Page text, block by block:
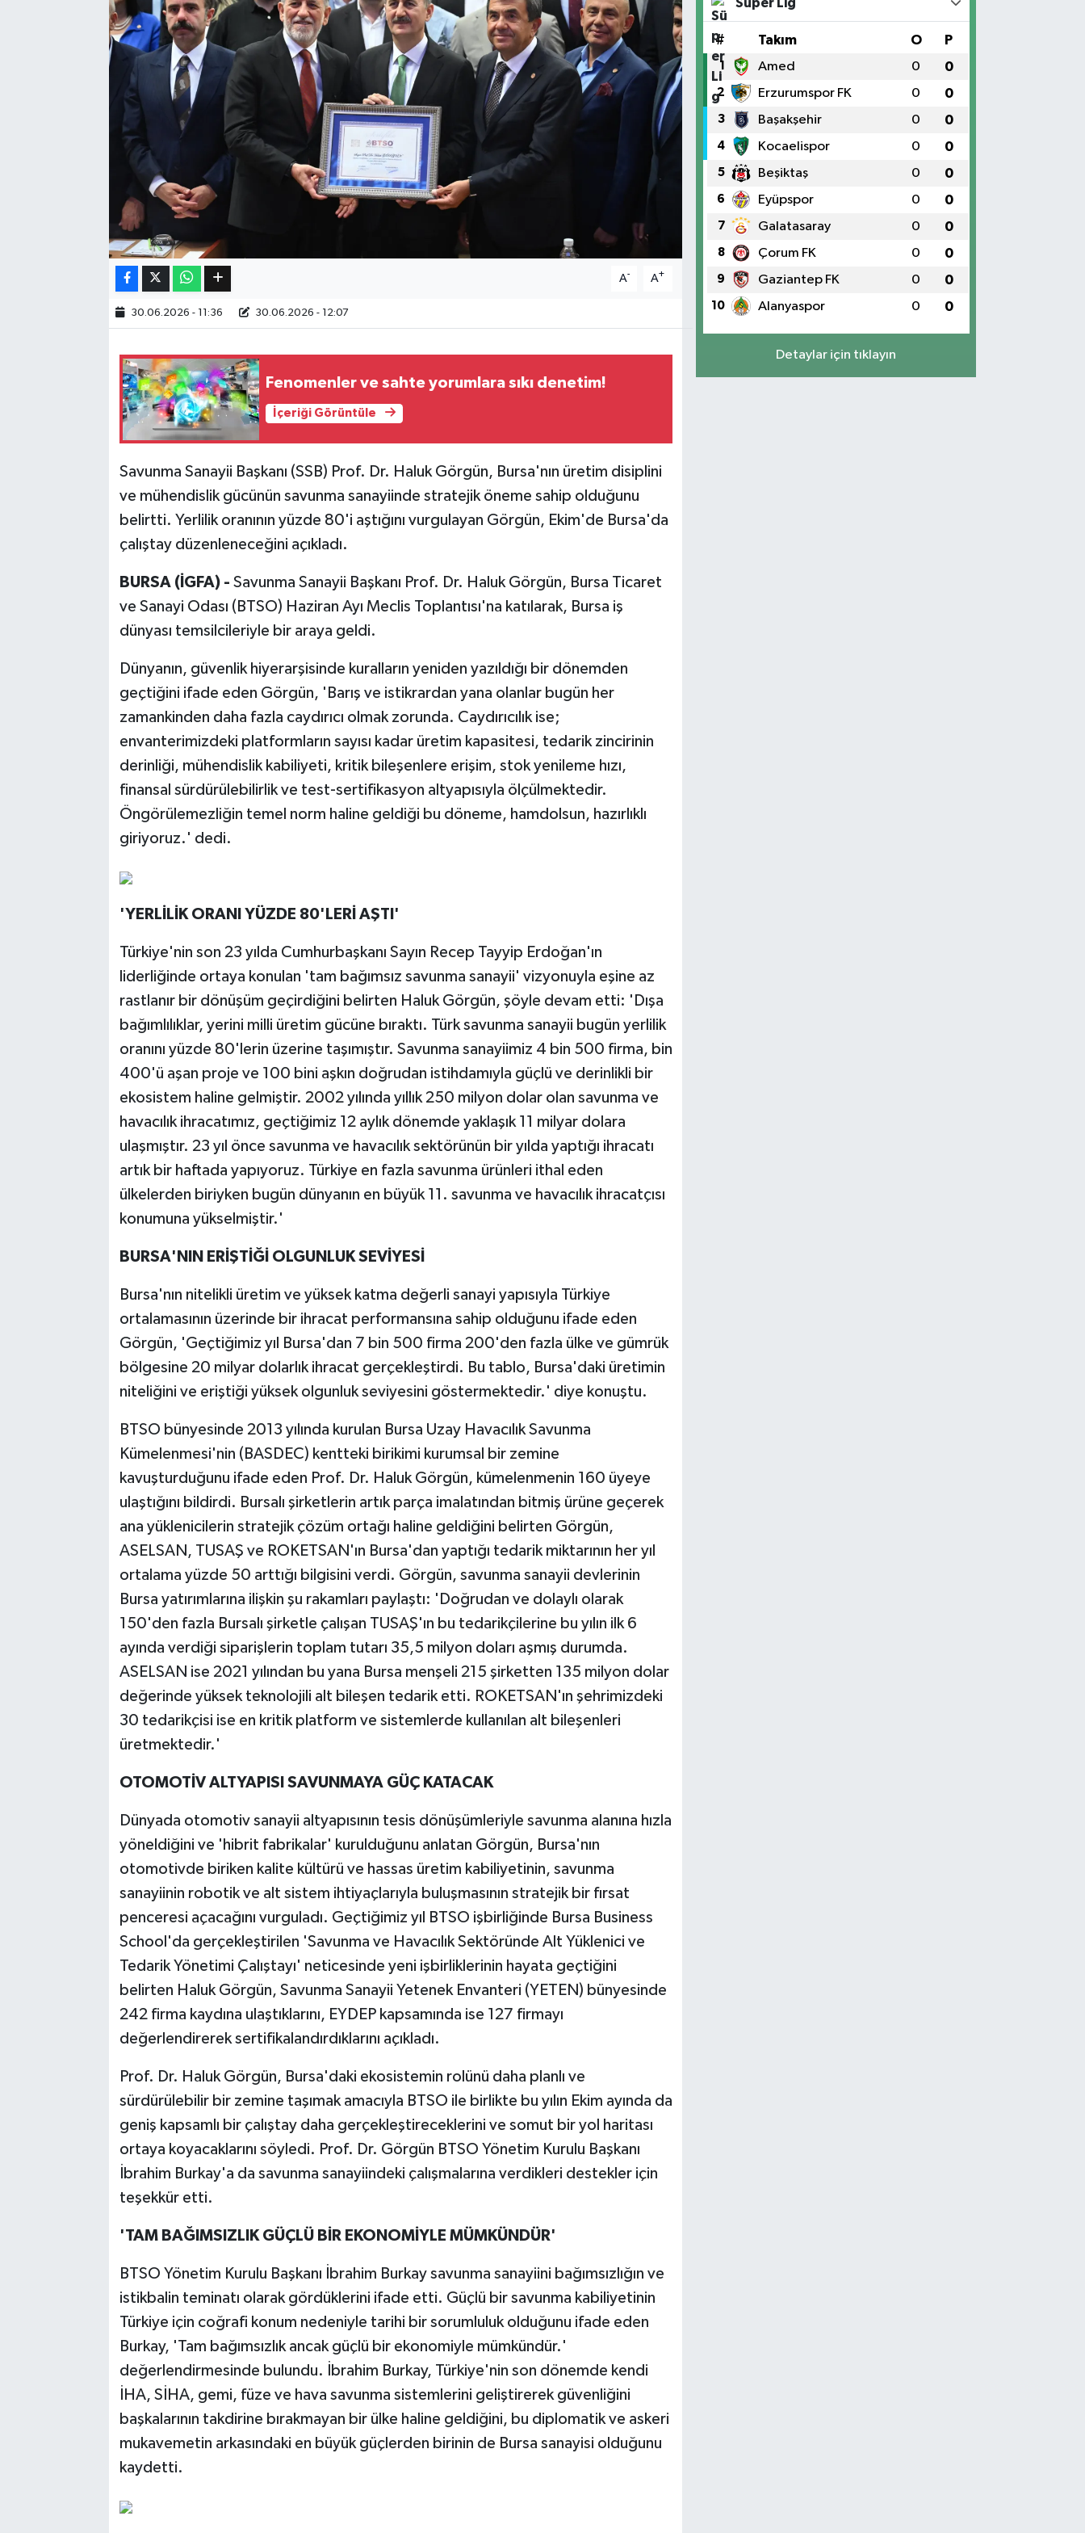
A- A+
30.06.2026 - 11:36 30.06.2026 - 12:07
Fenomenler ve sahte yorumlara sıkı denetim!
İçeriği Görüntüle
Savunma Sanayii Başkanı (SSB) Prof. Dr. Haluk Görgün, Bursa'nın üretim disiplini
ve mühendislik gücünün savunma sanayiinde stratejik öneme sahip olduğunu
belirtti. Yerlilik oranının yüzde 80'i aştığını vurgulayan Görgün, Ekim'de Bursa'da
çalıştay düzenleneceğini açıkladı.
BURSA (İGFA) - Savunma Sanayii Başkanı Prof. Dr. Haluk Görgün, Bursa Ticaret
ve Sanayi Odası (BTSO) Haziran Ayı Meclis Toplantısı'na katılarak, Bursa iş
dünyası temsilcileriyle bir araya geldi.
Dünyanın, güvenlik hiyerarşisinde kuralların yeniden yazıldığı bir dönemden
geçtiğini ifade eden Görgün, 'Barış ve istikrardan yana olanlar bugün her
zamankinden daha fazla caydırıcı olmak zorunda. Caydırıcılık ise;
envanterimizdeki platformların sayısı kadar üretim kapasitesi, tedarik zincirinin
derinliği, mühendislik kabiliyeti, kritik bileşenlere erişim, stok yenileme hızı,
finansal sürdürülebilirlik ve test-sertifikasyon altyapısıyla ölçülmektedir.
Öngörülemezliğin temel norm haline geldiği bu döneme, hamdolsun, hazırlıklı
giriyoruz.' dedi.
'YERLİLİK ORANI YÜZDE 80'LERİ AŞTI'
Türkiye'nin son 23 yılda Cumhurbaşkanı Sayın Recep Tayyip Erdoğan'ın
liderliğinde ortaya konulan 'tam bağımsız savunma sanayii' vizyonuyla eşine az
rastlanır bir dönüşüm geçirdiğini belirten Haluk Görgün, şöyle devam etti: 'Dışa
bağımlılıklar, yerini milli üretim gücüne bıraktı. Türk savunma sanayii bugün yerlilik
oranını yüzde 80'lerin üzerine taşımıştır. Savunma sanayiimiz 4 bin 500 firma, bin
400'ü aşan proje ve 100 bini aşkın doğrudan istihdamıyla güçlü ve derinlikli bir
ekosistem haline gelmiştir. 2002 yılında yıllık 250 milyon dolar olan savunma ve
havacılık ihracatımız, geçtiğimiz 12 aylık dönemde yaklaşık 11 milyar dolara
ulaşmıştır. 23 yıl önce savunma ve havacılık sektörünün bir yılda yaptığı ihracatı
artık bir haftada yapıyoruz. Türkiye en fazla savunma ürünleri ithal eden
ülkelerden biriyken bugün dünyanın en büyük 11. savunma ve havacılık ihracatçısı
konumuna yükselmiştir.'
BURSA'NIN ERİŞTİĞİ OLGUNLUK SEVİYESİ
Bursa'nın nitelikli üretim ve yüksek katma değerli sanayi yapısıyla Türkiye
ortalamasının üzerinde bir ihracat performansına sahip olduğunu ifade eden
Görgün, 'Geçtiğimiz yıl Bursa'dan 7 bin 500 firma 200'den fazla ülke ve gümrük
bölgesine 20 milyar dolarlık ihracat gerçekleştirdi. Bu tablo, Bursa'daki üretimin
niteliğini ve eriştiği yüksek olgunluk seviyesini göstermektedir.' diye konuştu.
BTSO bünyesinde 2013 yılında kurulan Bursa Uzay Havacılık Savunma
Kümelenmesi'nin (BASDEC) kentteki birikimi kurumsal bir zemine
kavuşturduğunu ifade eden Prof. Dr. Haluk Görgün, kümelenmenin 160 üyeye
ulaştığını bildirdi. Bursalı şirketlerin artık parça imalatından bitmiş ürüne geçerek
ana yüklenicilerin stratejik çözüm ortağı haline geldiğini belirten Görgün,
ASELSAN, TUSAŞ ve ROKETSAN'ın Bursa'dan yaptığı tedarik miktarının her yıl
ortalama yüzde 50 arttığı bilgisini verdi. Görgün, savunma sanayii devlerinin
Bursa yatırımlarına ilişkin şu rakamları paylaştı: 'Doğrudan ve dolaylı olarak
150'den fazla Bursalı şirketle çalışan TUSAŞ'ın bu tedarikçilerine bu yılın ilk 6
ayında verdiği siparişlerin toplam tutarı 35,5 milyon doları aşmış durumda.
ASELSAN ise 2021 yılından bu yana Bursa menşeli 215 şirketten 135 milyon dolar
değerinde yüksek teknolojili alt bileşen tedarik etti. ROKETSAN'ın şehrimizdeki
30 tedarikçisi ise en kritik platform ve sistemlerde kullanılan alt bileşenleri
üretmektedir.'
OTOMOTİV ALTYAPISI SAVUNMAYA GÜÇ KATACAK
Dünyada otomotiv sanayii altyapısının tesis dönüşümleriyle savunma alanına hızla
yöneldiğini ve 'hibrit fabrikalar' kurulduğunu anlatan Görgün, Bursa'nın
otomotivde biriken kalite kültürü ve hassas üretim kabiliyetinin, savunma
sanayiinin robotik ve alt sistem ihtiyaçlarıyla buluşmasının stratejik bir fırsat
penceresi açacağını vurguladı. Geçtiğimiz yıl BTSO işbirliğinde Bursa Business
School'da gerçekleştirilen 'Savunma ve Havacılık Sektöründe Alt Yüklenici ve
Tedarik Yönetimi Çalıştayı' neticesinde yeni işbirliklerinin hayata geçtiğini
belirten Haluk Görgün, Savunma Sanayii Yetenek Envanteri (YETEN) bünyesinde
242 firma kaydına ulaştıklarını, EYDEP kapsamında ise 127 firmayı
değerlendirerek sertifikalandırdıklarını açıkladı.
Prof. Dr. Haluk Görgün, Bursa'daki ekosistemin rolünü daha planlı ve
sürdürülebilir bir zemine taşımak amacıyla BTSO ile birlikte bu yılın Ekim ayında da
geniş kapsamlı bir çalıştay daha gerçekleştireceklerini ve somut bir yol haritası
ortaya koyacaklarını söyledi. Prof. Dr. Görgün BTSO Yönetim Kurulu Başkanı
İbrahim Burkay'a da savunma sanayiindeki çalışmalarına verdikleri destekler için
teşekkür etti.
'TAM BAĞIMSIZLIK GÜÇLÜ BİR EKONOMİYLE MÜMKÜNDÜR'
BTSO Yönetim Kurulu Başkanı İbrahim Burkay savunma sanayiini bağımsızlığın ve
istikbalin teminatı olarak gördüklerini ifade etti. Güçlü bir savunma kabiliyetinin
Türkiye için coğrafi konum nedeniyle tarihi bir sorumluluk olduğunu ifade eden
Burkay, 'Tam bağımsızlık ancak güçlü bir ekonomiyle mümkündür.'
değerlendirmesinde bulundu. İbrahim Burkay, Türkiye'nin son dönemde kendi
İHA, SİHA, gemi, füze ve hava savunma sistemlerini geliştirerek güvenliğini
başkalarının takdirine bırakmayan bir ülke haline geldiğini, bu diplomatik ve askeri
mukavemetin arkasındaki en büyük güçlerden birinin de Bursa sanayisi olduğunu
kaydetti.
# Takım O P
1 Amed 0 0
2 Erzurumspor FK 0 0
3 Başakşehir 0 0
4 Kocaelispor 0 0
5 Beşiktaş 0 0
6 Eyüpspor 0 0
7 Galatasaray 0 0
8 Çorum FK 0 0
9 Gaziantep FK 0 0
10 Alanyaspor 0 0
Detaylar için tıklayın
Kültür & Sanat
Bilim, Teknoloji